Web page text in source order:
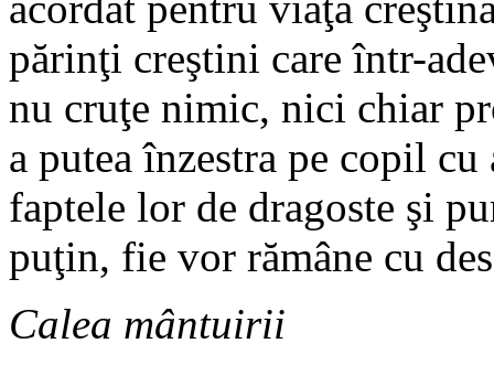
părinţi creştini care într-
nu cruţe nimic, nici chiar
a putea înzestra pe copil
faptele lor de dragoste şi
puţin, fie vor rămâne cu
Calea mântuirii